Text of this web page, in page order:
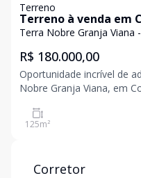
Terreno
Terreno à venda em
Terra Nobre Granja Viana
R$ 180.000,00
Oportunidade incrível de
Nobre Granja Viana, em
possibilidades para
Localizado na Rodovia
125m²
Corretor